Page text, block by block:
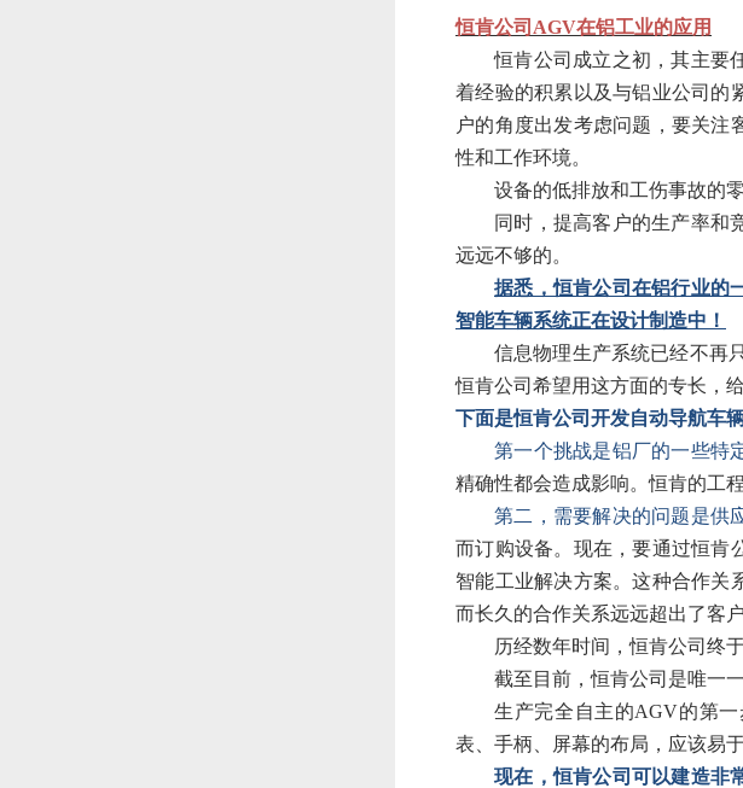
恒肯公司AGV在铝工业的应用
恒肯公司成立之初，其主要
着经验的积累以及与铝业公司的
户的角度出发考虑问题，要关注
性和工作环境。
设备的低排放和工伤事故的
同时，提高客户的生产率和
远远不够的。
据悉，恒肯公司在铝行业的
智能车辆系统正在设计制造中！
信息物理生产系统已经不再
恒肯公司希望用这方面的专长，
下面是恒肯公司开发自动导航车
第一个挑战是铝厂的一些特
精确性都会造成影响。恒肯的工
第二，需要解决的问题是供
而订购设备。现在，要通过恒肯
智能工业解决方案。这种合作关
而长久的合作关系远远超出了客
历经数年时间，恒肯公司终
截至目前，恒肯公司是唯一
生产完全自主的AGV的第
表、手柄、屏幕的布局，应该易
现在，恒肯公司可以建造非